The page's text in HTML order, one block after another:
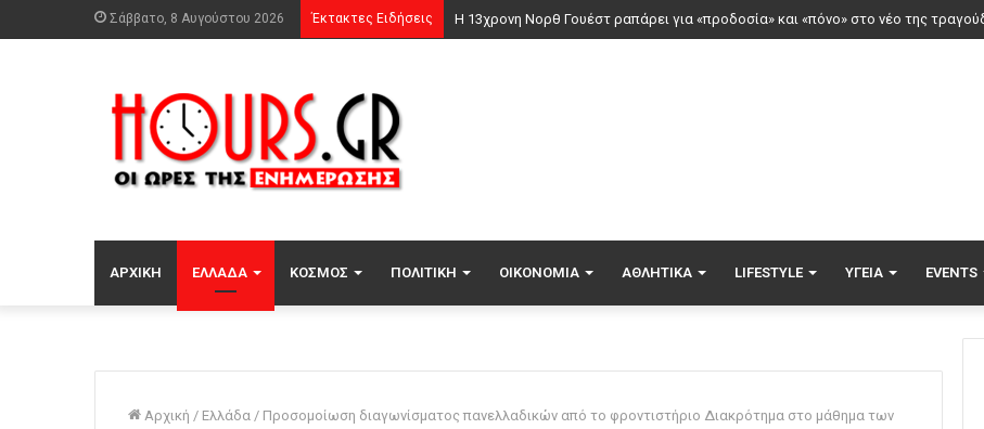
Σάββατο, 8 Αυγούστου 2026 Έκτακτες Ειδήσεις 8χρονος τραυματίστηκε στο κεφάλι μετά από βουτιά σε παραλία της Χαλκιδικής
ΑΡΧΙΚΉ ΕΛΛΆΔΑ ΚΌΣΜΟΣ ΠΟΛΙΤΙΚΉ ΟΙΚΟΝΟΜΊΑ ΑΘΛΗΤΙΚΆ LIFESTYLE ΥΓΕΊΑ EVENTS
Αρχική / Ελλάδα / Προσομοίωση διαγωνίσματος πανελλαδικών από το φροντιστήριο Διακρότημα στο μάθημα των